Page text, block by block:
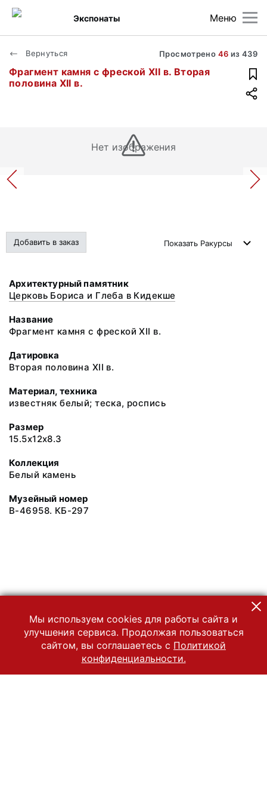
Меню
Экспонаты
Вернуться Просмотрено 46 из 439
Фрагмент камня с фреской XII в. Вторая
половина XII в.
Нет изображения
Добавить в заказ Показать Ракурсы
Архитектурный памятник
Церковь Бориса и Глеба в Кидекше
Название
Фрагмент камня с фреской XII в.
Датировка
Вторая половина XII в.
Материал, техника
известняк белый; теска, роспись
Размер
15.5x12x8.3
Коллекция
Белый камень
Музейный номер
В-46958. КБ-297
Мы используем cookies для работы сайта и
улучшения сервиса. Продолжая пользоваться
сайтом, вы соглашаетесь с Политикой
конфиденциальности.